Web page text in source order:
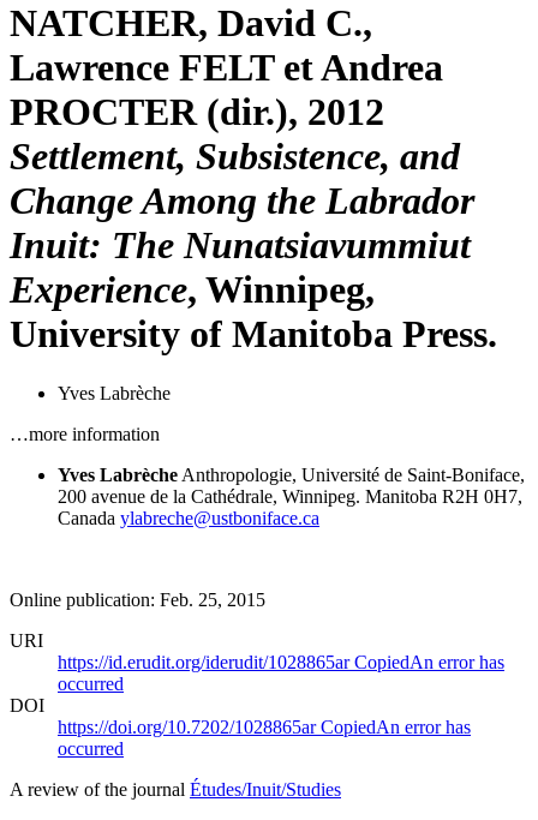
NATCHER, David C.,
Lawrence FELT et Andrea
PROCTER (dir.), 2012
Settlement, Subsistence, and
Change Among the Labrador
Inuit: The Nunatsiavummiut
Experience, Winnipeg,
University of Manitoba Press.
Yves Labrèche
…more information
Yves Labrèche Anthropologie, Université de Saint-Boniface,
200 avenue de la Cathédrale, Winnipeg. Manitoba R2H 0H7,
Canada ylabreche@ustboniface.ca
Online publication: Feb. 25, 2015
URI
https://id.erudit.org/iderudit/1028865arCopiedAn error has
occurred
DOI
https://doi.org/10.7202/1028865arCopiedAn error has
occurred
A review of the journal Études/Inuit/Studies